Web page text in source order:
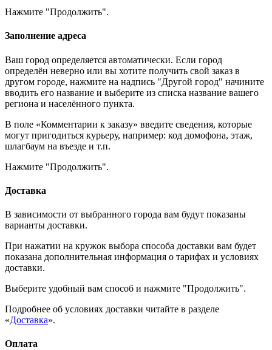
Нажмите "Продолжить".
Заполнение адреса
Ваш город определяется автоматически. Если город
определён неверно или вы хотите получить свой заказ в
другом городе, нажмите на надпись "Другой город" начините
вводить его название и выберите из списка название вашего
региона и населённого пункта.
В поле «Комментарии к заказу» введите сведения, которые
могут пригодиться курьеру, например: код домофона, этаж,
шлагбаум на въезде и т.п.
Нажмите "Продолжить".
Доставка
В зависимости от выбранного города вам будут показаны
варианты доставки.
При нажатии на кружок выбора способа доставки вам будет
показана дополнительная информация о тарифах и условиях
доставки.
Выберите удобный вам способ и нажмите "Продолжить".
Подробнее об условиях доставки читайте в разделе
«Доставка».
Оплата